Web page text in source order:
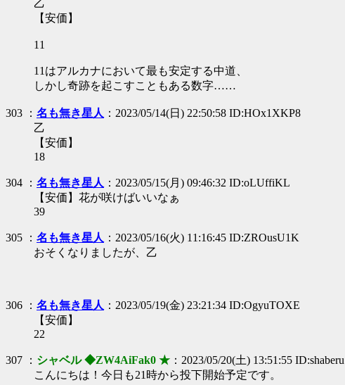
乙
【安価】
11
11はアルカナにおいて最も安定する中道、
しかし奇跡を起こすこともある数字……
303 ： 名も無き星人 ：2023/05/14(日) 22:50:58 ID:HOx1XKP8
乙
【安価】
18
304 ： 名も無き星人 ：2023/05/15(月) 09:46:32 ID:oLUffiKL
【安価】花が咲けばいいなぁ
39
305 ： 名も無き星人 ：2023/05/16(火) 11:16:45 ID:ZROusU1K
おそくなりましたが、乙
306 ： 名も無き星人 ：2023/05/19(金) 23:21:34 ID:OgyuTOXE
【安価】
22
307 ： シャベル ◆ZW4AiFak0 ★ ：2023/05/20(土) 13:51:55 ID:shaberu
こんにちは！今日も21時から投下開始予定です。